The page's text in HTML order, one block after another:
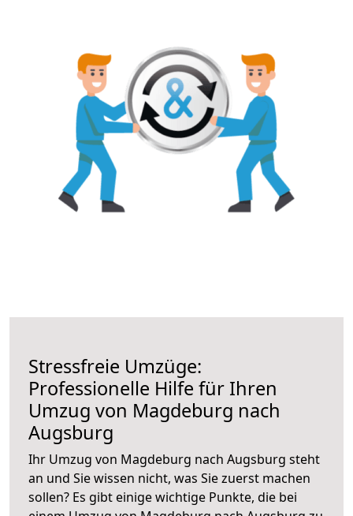
Stressfreie Umzüge:
Professionelle Hilfe für Ihren
Umzug von Magdeburg nach
Augsburg
Ihr Umzug von Magdeburg nach Augsburg steht
an und Sie wissen nicht, was Sie zuerst machen
sollen? Es gibt einige wichtige Punkte, die bei